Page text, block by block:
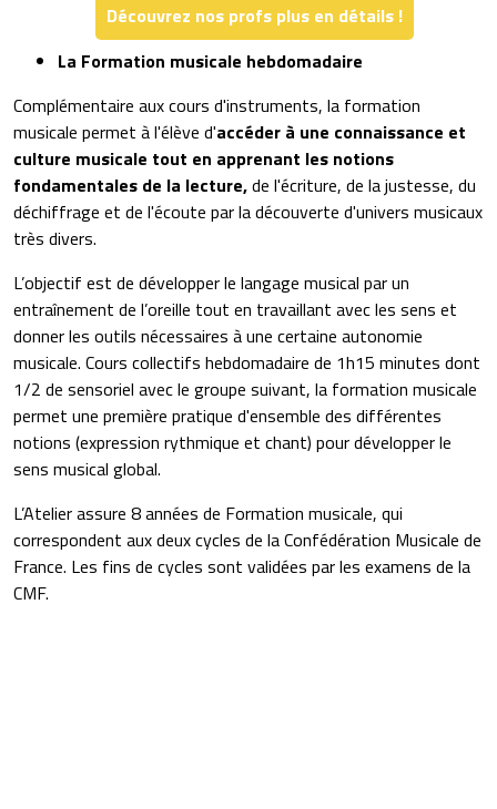
Découvrez nos profs plus en détails !
La Formation musicale hebdomadaire
Complémentaire aux cours d'instruments, la formation
musicale permet à l'élève d'accéder à une connaissance et
culture musicale tout en apprenant les notions
fondamentales de la lecture,de l'écriture, de la justesse, du
déchiffrage et de l'écoute par la découverte d'univers musicaux
très divers.
L’objectif est de développer le langage musical par un
entraînement de l’oreille tout en travaillant avec les sens et
donner les outils nécessaires à une certaine autonomie
musicale. Cours collectifs hebdomadaire de 1h15 minutes dont
1/2 de sensoriel avec le groupe suivant, la formation musicale
permet une première pratique d'ensemble des différentes
notions (expression rythmique et chant) pour développer le
sens musical global.
L’Atelier assure 8 années de Formation musicale, qui
correspondent aux deux cycles de la Confédération Musicale de
France. Les fins de cycles sont validées par les examens de la
CMF.